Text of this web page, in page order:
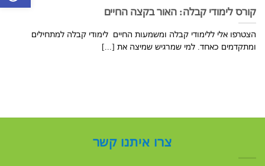
קורס לימודי קבלה: האור בקצה החיים
הצטרפו אלי ללימודי קבלה ומשמעות החיים לימודי קבלה למתחילים
ומתקדמים כאחד. למי שמרגיש שמיצה את [...]
צרו איתנו קשר